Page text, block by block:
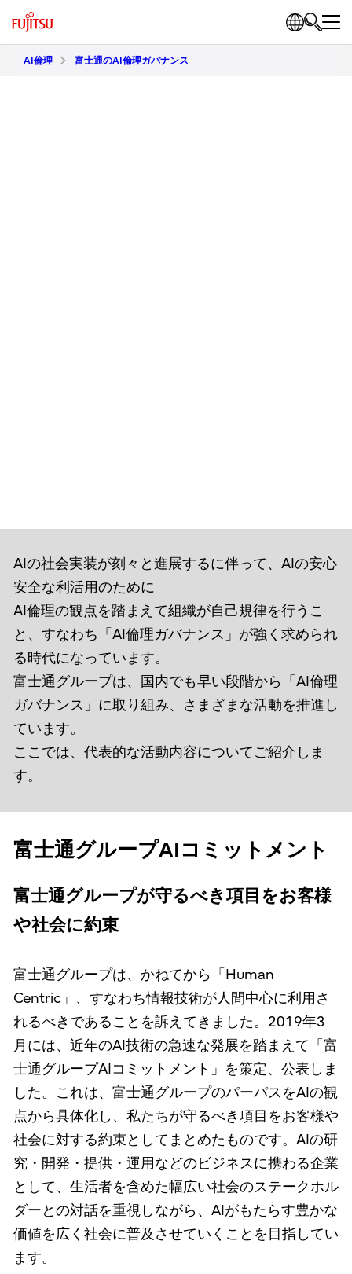
AI倫理 富士通のAI倫理ガバナンス
AIの社会実装が刻々と進展するに伴って、AIの安心
安全な利活用のために
AI倫理の観点を踏まえて組織が自己規律を行うこ
と、すなわち「AI倫理ガバナンス」が強く求められ
る時代になっています。
富士通グループは、国内でも早い段階から「AI倫理
ガバナンス」に取り組み、さまざまな活動を推進し
ています。
ここでは、代表的な活動内容についてご紹介しま
す。
富士通グループAIコミットメント
富士通グループが守るべき項目をお客様
や社会に約束
富士通グループは、かねてから「Human
Centric」、すなわち情報技術が人間中心に利用さ
れるべきであることを訴えてきました。2019年3
月には、近年のAI技術の急速な発展を踏まえて「富
士通グループAIコミットメント」を策定、公表しま
した。これは、富士通グループのパーパスをAIの観
点から具体化し、私たちが守るべき項目をお客様や
社会に対する約束としてまとめたものです。AIの研
究・開発・提供・運用などのビジネスに携わる企業
として、生活者を含めた幅広い社会のステークホル
ダーとの対話を重視しながら、AIがもたらす豊かな
価値を広く社会に普及させていくことを目指してい
ます。